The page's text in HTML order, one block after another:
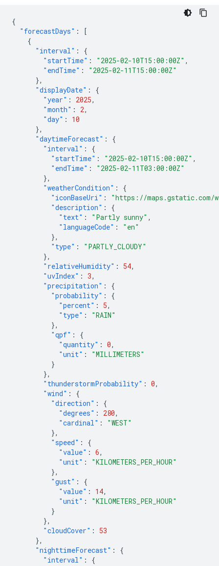
{
"forecastDays" :
[
{
"interval" :
{
"startTime" : "2025-02-10T15:00:00Z" ,
"endTime" :
"2025-02-11T15:00:00Z"
},
"displayDate" :
{
"year" : 2025,
"month" : 2,
"day" :
10
},
"daytimeForecast" :
{
"interval" :
{
"startTime" : "2025-02-10T15:00:00Z" ,
"endTime" :
"2025-02-11T03:00:00Z"
},
"weatherCondition" :
{
"iconBaseUri" :
"https://maps.gstatic.com/
"description" :
{
"text" : "Partly sunny" ,
"languageCode" :
"en"
},
"type" :
"PARTLY_CLOUDY"
},
"relativeHumidity" : 54,
"uvIndex" : 3,
"precipitation" :
{
"probability" :
{
"percent" : 5,
"type" :
"RAIN"
},
"qpf" :
{
"quantity" : 0,
"unit" :
"MILLIMETERS"
}
},
"thunderstormProbability" : 0,
"wind" :
{
"direction" :
{
"degrees" : 280,
"cardinal" :
"WEST"
},
"speed" :
{
"value" : 6,
"unit" :
"KILOMETERS_PER_HOUR"
},
"gust" :
{
"value" : 14,
"unit" :
"KILOMETERS_PER_HOUR"
}
},
"cloudCover" :
53
},
"nighttimeForecast" :
{
"interval" :
{